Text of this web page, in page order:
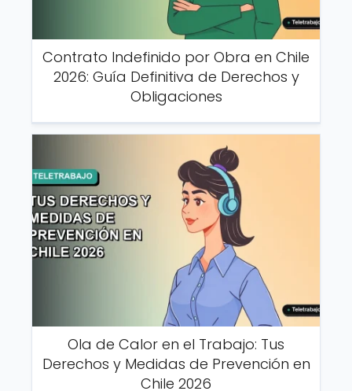
Contrato Indefinido por Obra en Chile
2026: Guía Definitiva de Derechos y
Obligaciones
Ola de Calor en el Trabajo: Tus
Derechos y Medidas de Prevención en
Chile 2026